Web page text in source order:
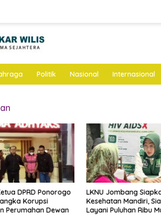
Politik Nasional Internasional
Ponorogo
Dewan
LKNU Jombang Siapkan Posko
Kesehatan Mandiri, Siaga
Layani Puluhan Ribu Muktamirin